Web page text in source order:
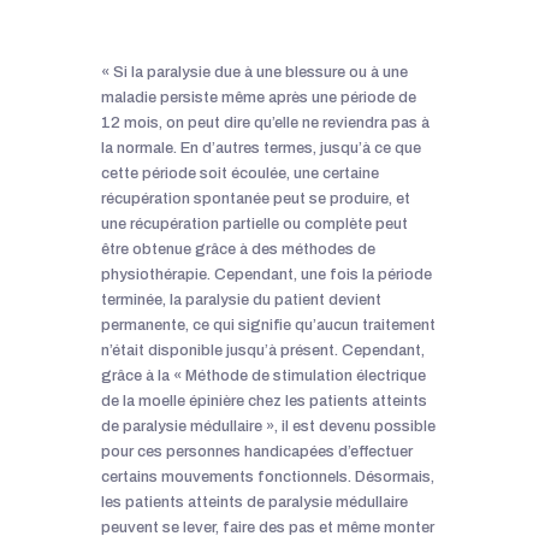
« Si la paralysie due à une blessure ou à une
maladie persiste même après une période de
12 mois, on peut dire qu’elle ne reviendra pas à
la normale. En d’autres termes, jusqu’à ce que
cette période soit écoulée, une certaine
récupération spontanée peut se produire, et
une récupération partielle ou complète peut
être obtenue grâce à des méthodes de
physiothérapie. Cependant, une fois la période
terminée, la paralysie du patient devient
permanente, ce qui signifie qu’aucun traitement
n’était disponible jusqu’à présent. Cependant,
grâce à la « Méthode de stimulation électrique
de la moelle épinière chez les patients atteints
de paralysie médullaire », il est devenu possible
pour ces personnes handicapées d’effectuer
certains mouvements fonctionnels. Désormais,
les patients atteints de paralysie médullaire
peuvent se lever, faire des pas et même monter